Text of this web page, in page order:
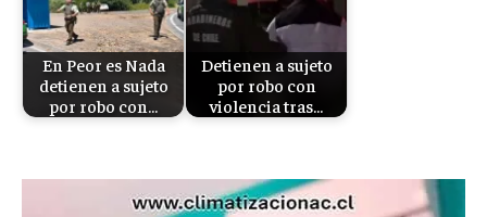
En Peor es Nada
detienen a sujeto
por robo con…
Detienen a sujeto
por robo con
violencia tras…